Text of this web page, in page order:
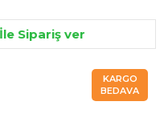
Sipariş ver
KARGO
BEDAVA